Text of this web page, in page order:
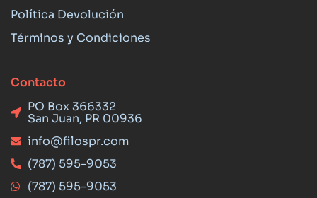
Política Devolución
Términos y Condiciones
Contacto
PO Box 366332
San Juan, PR 00936
info@filospr.com
(787) 595-9053
(787) 595-9053